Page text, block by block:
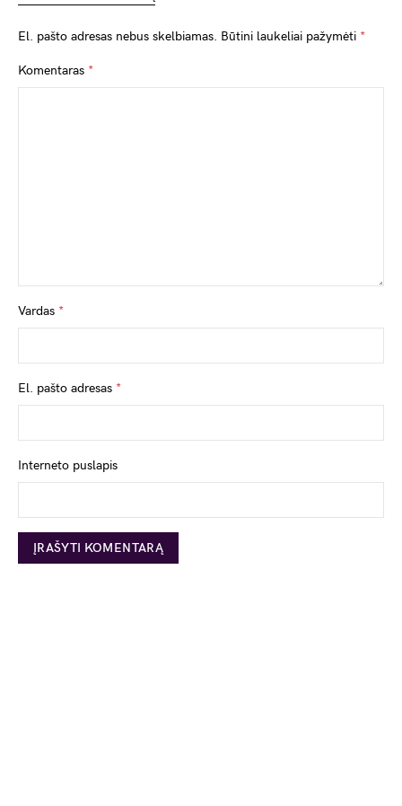
El. pašto adresas nebus skelbiamas. Būtini laukeliai pažymėti *
Komentaras *
Vardas *
El. pašto adresas *
Interneto puslapis